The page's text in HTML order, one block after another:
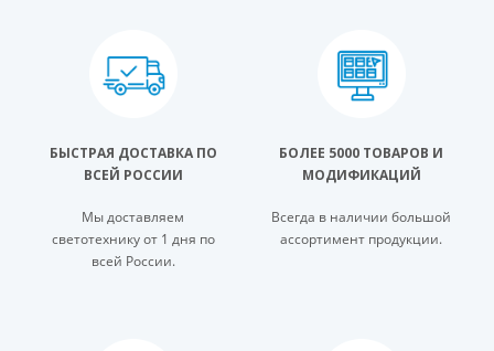
БЫСТРАЯ ДОСТАВКА ПО
ВСЕЙ РОССИИ
Мы доставляем
светотехнику от 1 дня по
всей России.
БОЛЕЕ 5000 ТОВАРОВ И
МОДИФИКАЦИЙ
Всегда в наличии большой
ассортимент продукции.